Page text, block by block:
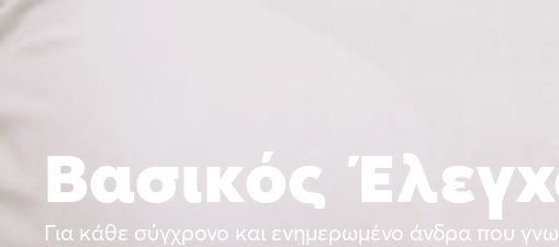
Βασικός
Για κάθε σύγχρονο και ενημερωμένο άνδρα που